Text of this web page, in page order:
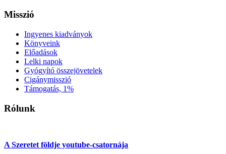
Misszió
Ingyenes kiadványok
Könyveink
Előadások
Lelki napok
Gyógyító összejövetelek
Cigánymisszió
Támogatás, 1%
Rólunk
A Szeretet földje youtube-csatornája